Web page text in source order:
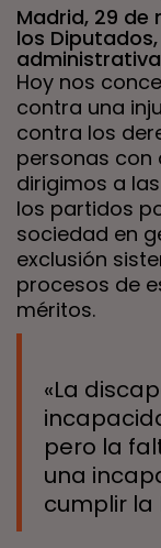
Madrid, 29 de
los
Hoy nos
contra una
contra los
personas con
dirigimos a
los partidos
sociedad en
exclusión
procesos de
méritos.
«La
pero la
una
cumplir la